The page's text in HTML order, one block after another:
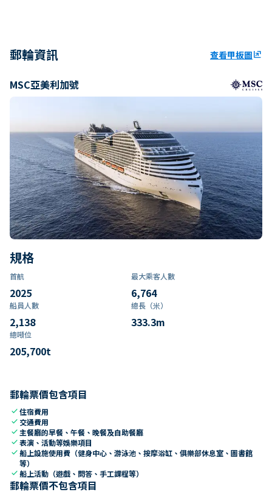
郵輪資訊 查看甲板圖ungroup
MSC亞美利加號
規格
首航
2025
最大乘客人數
6,764
船員人數
2,138
總長（米）
333.3m
總噸位
205,700t
郵輪票價包含項目
check住宿費用
check 交通費用
check 主餐廳的早餐、午餐、晚餐及自助餐廳
check表演、活動等娛樂項目
check船上設施使用費（健身中心、游泳池、按摩浴缸、俱樂部休息室、圖書館
等）
check船上活動（遊戲、問答、手工課程等）
郵輪票價不包含項目